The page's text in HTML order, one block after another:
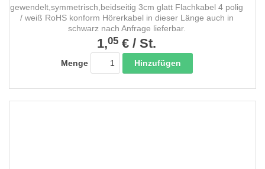
gewendelt,symmetrisch,beidseitig 3cm glatt Flachkabel 4 polig
/ weiß RoHS konform Hörerkabel in dieser Länge auch in
schwarz nach Anfrage lieferbar.
1,05 € / St.
Menge Hinzufügen